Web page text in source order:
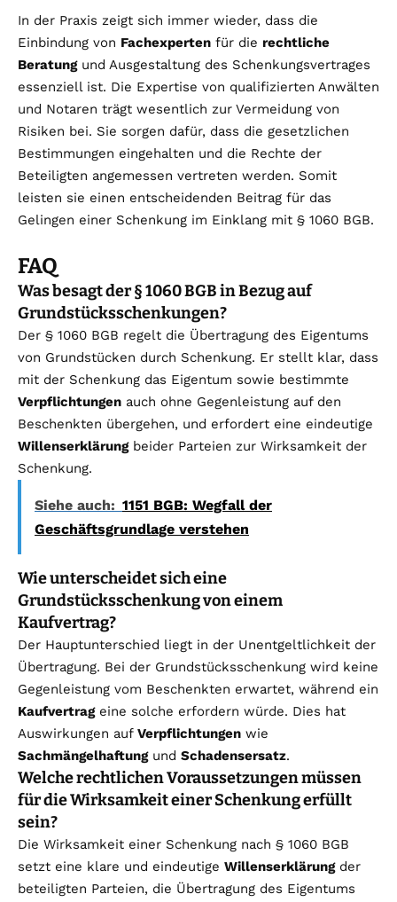
In der Praxis zeigt sich immer wieder, dass die
Einbindung von Fachexperten für die rechtliche
Beratungund Ausgestaltung des Schenkungsvertrages
essenziell ist. Die Expertise von qualifizierten Anwälten
und Notaren trägt wesentlich zur Vermeidung von
Risiken bei. Sie sorgen dafür, dass die gesetzlichen
Bestimmungen eingehalten und die Rechte der
Beteiligten angemessen vertreten werden. Somit
leisten sie einen entscheidenden Beitrag für das
Gelingen einer Schenkung im Einklang mit § 1060 BGB.
FAQ
Was besagt der § 1060 BGB in Bezug auf
Grundstücksschenkungen?
Der § 1060 BGB regelt die Übertragung des Eigentums
von Grundstücken durch Schenkung. Er stellt klar, dass
mit der Schenkung das Eigentum sowie bestimmte
Verpflichtungen auch ohne Gegenleistung auf den
Beschenkten übergehen, und erfordert eine eindeutige
Willenserklärungbeider Parteien zur Wirksamkeit der
Schenkung.
Siehe auch: 1151 BGB: Wegfall der
Geschäftsgrundlage verstehen
Wie unterscheidet sich eine
Grundstücksschenkung von einem
Kaufvertrag?
Der Hauptunterschied liegt in der Unentgeltlichkeit der
Übertragung. Bei der Grundstücksschenkung wird keine
Gegenleistung vom Beschenkten erwartet, während ein
Kaufvertrageine solche erfordern würde. Dies hat
Auswirkungen auf Verpflichtungen wie
Sachmängelhaftungund Schadensersatz.
Welche rechtlichen Voraussetzungen müssen
für die Wirksamkeit einer Schenkung erfüllt
sein?
Die Wirksamkeit einer Schenkung nach § 1060 BGB
setzt eine klare und eindeutige Willenserklärungder
beteiligten Parteien, die Übertragung des Eigentums